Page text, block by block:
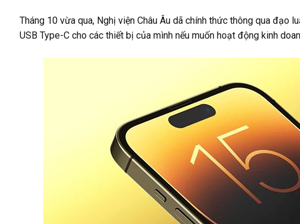
Tháng 10 vừa qua, Nghị viện Châu Âu dã chính thức thông qua đạo
USB Type-C cho các thiết bị của mình nếu muốn hoạt động kinh